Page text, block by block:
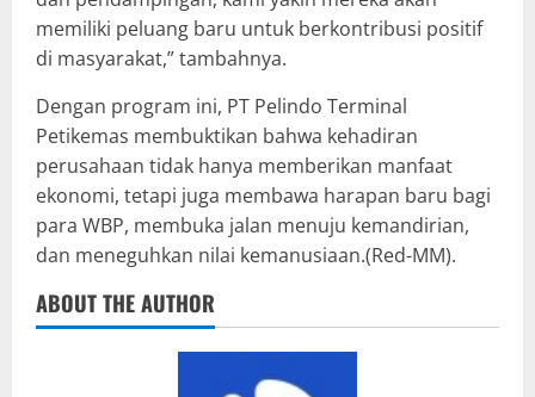
memiliki peluang baru untuk berkontribusi positif
di masyarakat,” tambahnya.
Dengan program ini, PT Pelindo Terminal
Petikemas membuktikan bahwa kehadiran
perusahaan tidak hanya memberikan manfaat
ekonomi, tetapi juga membawa harapan baru bagi
para WBP, membuka jalan menuju kemandirian,
dan meneguhkan nilai kemanusiaan.(Red-MM).
ABOUT THE AUTHOR